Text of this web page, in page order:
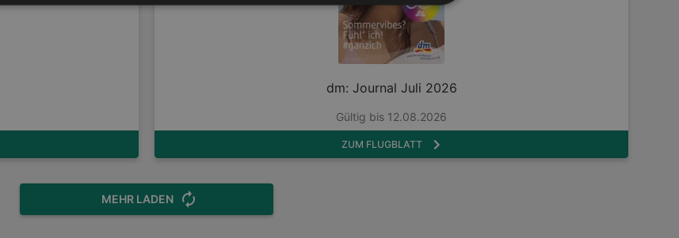
dm: Journal Juli 2026
Gültig bis 12.08.2026
ZUM FLUGBLATT
MEHR LADEN